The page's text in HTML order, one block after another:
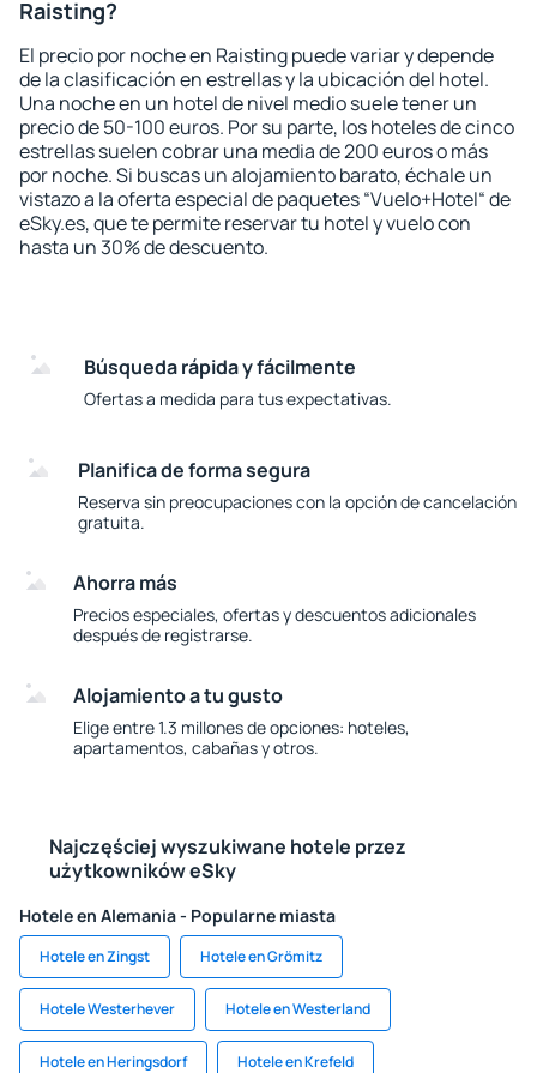
Raisting?
El precio por noche en Raisting puede variar y depende
de la clasificación en estrellas y la ubicación del hotel.
Una noche en un hotel de nivel medio suele tener un
precio de 50-100 euros. Por su parte, los hoteles de cinco
estrellas suelen cobrar una media de 200 euros o más
por noche. Si buscas un alojamiento barato, échale un
vistazo a la oferta especial de paquetes “Vuelo+Hotel“ de
eSky.es, que te permite reservar tu hotel y vuelo con
hasta un 30% de descuento.
Búsqueda rápida y fácilmente
Ofertas a medida para tus expectativas.
Planifica de forma segura
Reserva sin preocupaciones con la opción de cancelación
gratuita.
Ahorra más
Precios especiales, ofertas y descuentos adicionales
después de registrarse.
Alojamiento a tu gusto
Elige entre 1.3 millones de opciones: hoteles,
apartamentos, cabañas y otros.
Najczęściej wyszukiwane hotele przez
użytkowników eSky
Hotele en Alemania - Popularne miasta
Hotele en Zingst Hotele en Grömitz
Hotele Westerhever Hotele en Westerland
Hotele en Heringsdorf Hotele en Krefeld